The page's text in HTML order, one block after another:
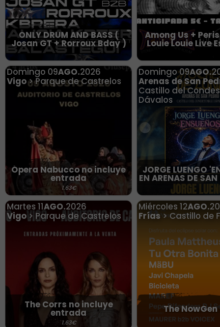
ONLY DRUM AND BASS (
Josan GT + Rorroux Bday )
Among Us +
Louie Louie Live
Domingo 09AGO.2026
Vigo> Parque de Castrelos
Ópera Nabucco no incluye
entrada
1.63€
Domingo 09AGO.
Arenas de San
Castillo del
Dávalos
JORGE LUENGO
EN ARENAS DE
Martes 11AGO.2026
Vigo> Parque de Castrelos
The Corrs no incluye
entrada
1.63€
Miércoles 12AGO.
Frías> Castillo de
The NowGen